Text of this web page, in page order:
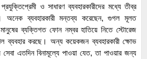
ও সাধারণ ব্যবহারকারীদের মধ্যে তীব্র
অনেক ব্যবহারকারী মন্তব্য করেছেন, গুগল মূলত
মানুষের ব্যক্তিগত ফোন নম্বর হাতিয়ে নিতে স্টোরেজ
ব্যবহার করছে। অন্য কয়েকজন ব্যবহারকারী ক্ষোভ
এতদিন বিনামূল্যে পাওয়া যেত, তা পাওয়ার জন্য